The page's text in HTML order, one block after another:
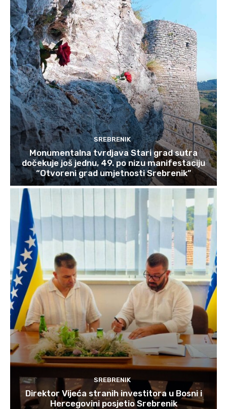
SREBRENIK
Monumentalna tvrdjava Stari grad sutra
dočekuje još jednu, 49. po nizu manifestaciju
“Otvoreni grad umjetnosti Srebrenik”
SREBRENIK
Direktor Vijeća stranih investitora u Bosni i
Hercegovini posjetio Srebrenik